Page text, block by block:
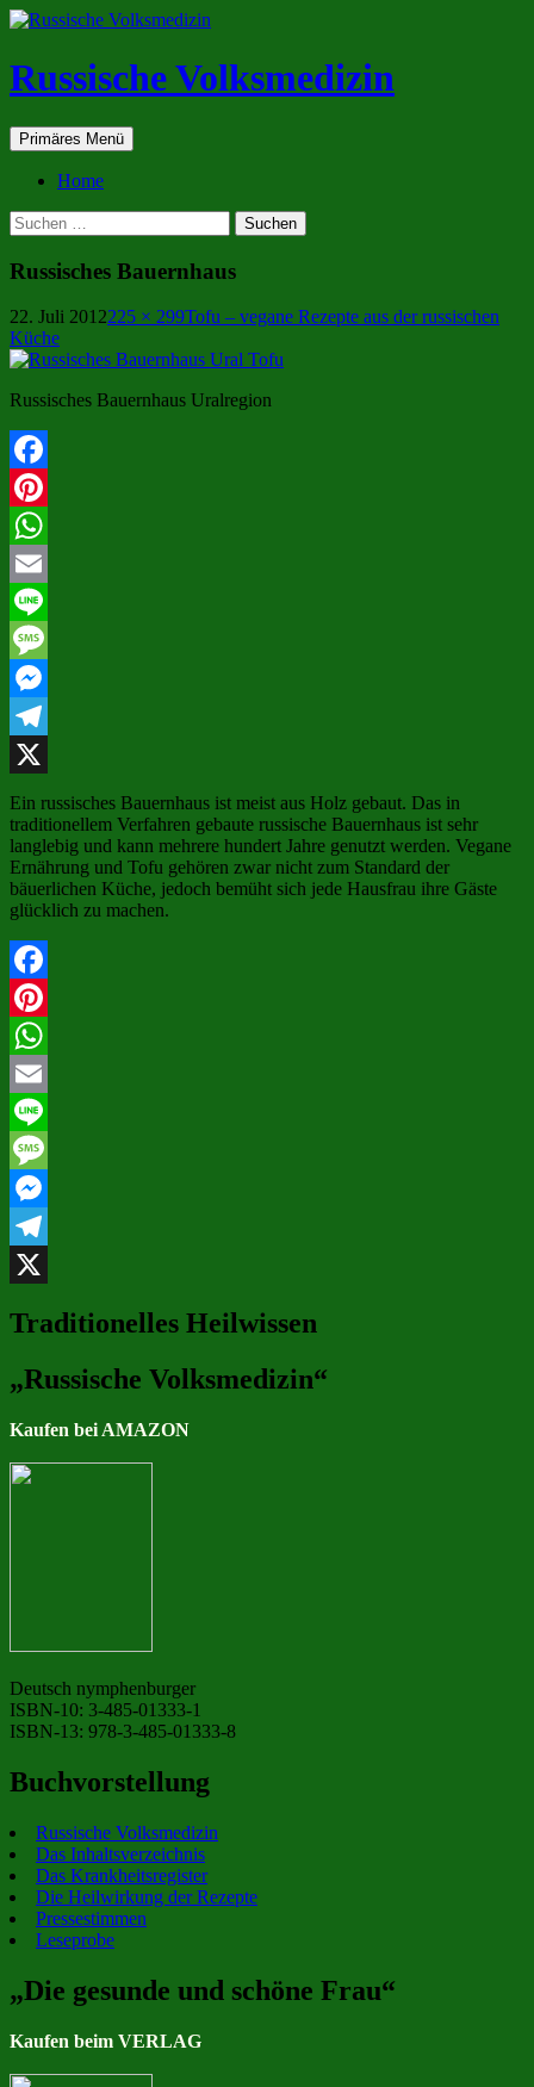
Zum
springen
Russische Volksmedizin
Suchen
Primäres Menü
Home
Suche
nach:
Russisches Bauernhaus
22. Juli 2012225 × 299Tofu – vegane Rezepte aus der russischen
Küche
Russisches Bauernhaus Uralregion
Facebook
Pinterest
WhatsApp
Email
Line
Message
Messenger
Telegram
X
Ein russisches Bauernhaus ist meist aus Holz gebaut. Das in
traditionellem Verfahren gebaute russische Bauernhaus ist sehr
langlebig und kann mehrere hundert Jahre genutzt werden. Vegane
Ernährung und Tofu gehören zwar nicht zum Standard der
bäuerlichen Küche, jedoch bemüht sich jede Hausfrau ihre Gäste
glücklich zu machen.
Facebook
Pinterest
WhatsApp
Email
Line
Message
Messenger
Telegram
Traditionelles Heilwissen
„Russische Volksmedizin“
Kaufen bei AMAZON
Deutsch nymphenburger
ISBN-10: 3-485-01333-1
ISBN-13: 978-3-485-01333-8
Buchvorstellung
Russische Volksmedizin
Das Inhaltsverzeichnis
Das Krankheitsregister
Die Heilwirkung der Rezepte
Pressestimmen
Leseprobe
„Die gesunde und schöne Frau“
Kaufen beim VERLAG